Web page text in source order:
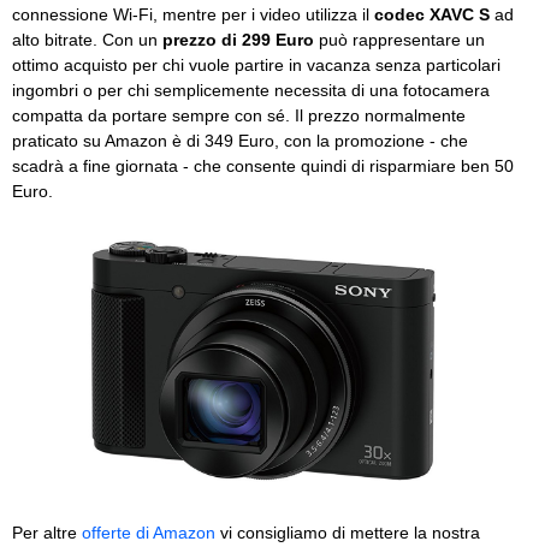
connessione Wi-Fi, mentre per i video utilizza il codec XAVC S ad
alto bitrate. Con un prezzo di 299 Euro può rappresentare un
ottimo acquisto per chi vuole partire in vacanza senza particolari
ingombri o per chi semplicemente necessita di una fotocamera
compatta da portare sempre con sé. Il prezzo normalmente
praticato su Amazon è di 349 Euro, con la promozione - che
scadrà a fine giornata - che consente quindi di risparmiare ben 50
Euro.
Per altre offerte di Amazon vi consigliamo di mettere la nostra